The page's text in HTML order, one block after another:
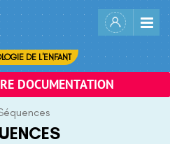
DE L'ENFANT
DOCUMENTATION